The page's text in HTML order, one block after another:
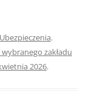
Ubezpieczenia.
zakładu
2026.